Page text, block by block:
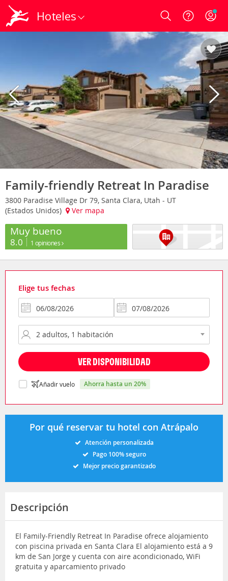
Hoteles Login
Family-friendly Retreat In Paradise
3800 Paradise Village Dr 79, Santa Clara, Utah - UT
(Estados Unidos)
Ver mapa
Muy bueno
8.0 1 opiniones
Elige tus fechas
VER DISPONIBILIDAD
Añadir vuelo ahorra hasta un 20%
Por qué reservar tu hotel con Atrápalo
Atención personalizada
Pago 100% seguro
Mejor precio garantizado
Descripción
El Family-Friendly Retreat In Paradise ofrece alojamiento
con piscina privada en Santa Clara El alojamiento está a 9
km de San Jorge y cuenta con aire acondicionado, WiFi
gratuita y aparcamiento privado